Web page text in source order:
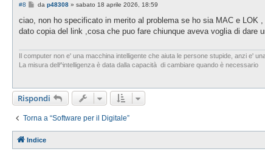
#8
M
s
a
i
da p48308» sabato 18 aprile 2026, 18:59
ciao, non ho specificato in merito al problema se ho sia MAC e
dato copia del link ,cosa che puo fare chiunque aveva voglia di dare
Il computer non e' una macchina intelligente che aiuta le persone stupide, anzi e'
La misura dell^intelligenza è data dalla capacità di cambiare quando è necessario
Rispondi
Torna a “Software per il Digitale”
Indice